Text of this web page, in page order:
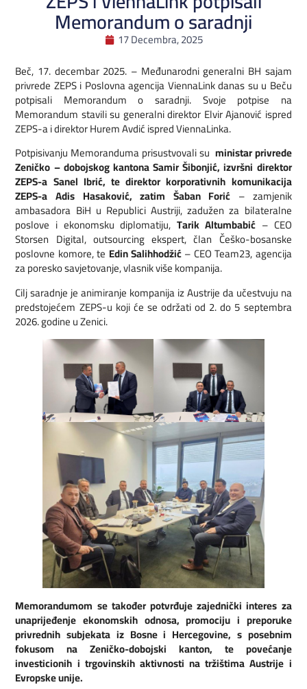
Memorandum o saradnji
17 Decembra, 2025
Beč, 17. decembar 2025. – Međunarodni generalni BH sajam
privrede ZEPS i Poslovna agencija ViennaLink danas su u Beču
potpisali Memorandum o saradnji. Svoje potpise na
Memorandum stavili su generalni direktor Elvir Ajanović ispred
ZEPS-a i direktor Hurem Avdić ispred ViennaLinka.
Potpisivanju Memoranduma prisustvovali su ministar privrede
Zeničko – dobojskog kantona Samir Šibonjić, izvršni direktor
ZEPS-a Sanel Ibrić, te direktor korporativnih komunikacija
ZEPS-a Adis Hasaković, zatim Šaban Forić – zamjenik
ambasadora BiH u Republici Austriji, zadužen za bilateralne
poslove i ekonomsku diplomatiju, Tarik Altumbabić – CEO
Storsen Digital, outsourcing ekspert, član Češko-bosanske
poslovne komore, te Edin Salihhodžić– CEO Team23, agencija
za poresko savjetovanje, vlasnik više kompanija.
Cilj saradnje je animiranje kompanija iz Austrije da učestvuju na
predstojećem ZEPS-u koji će se održati od 2. do 5 septembra
2026. godine u Zenici.
Memorandumom se također potvrđuje zajednički interes za
unaprijeđenje ekonomskih odnosa, promociju i preporuke
privrednih subjekata iz Bosne i Hercegovine, s posebnim
fokusom na Zeničko-dobojski kanton, te povećanje
investicionih i trgovinskih aktivnosti na tržištima Austrije i
Evropske unije.